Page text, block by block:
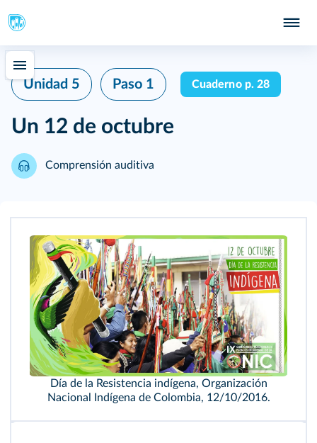
Unidad 5 Paso 1 Cuaderno p. 28
Un 12 de octubre
Comprensión auditiva
Día de la Resistencia indígena, Organización
Nacional Indígena de Colombia, 12/10/2016.